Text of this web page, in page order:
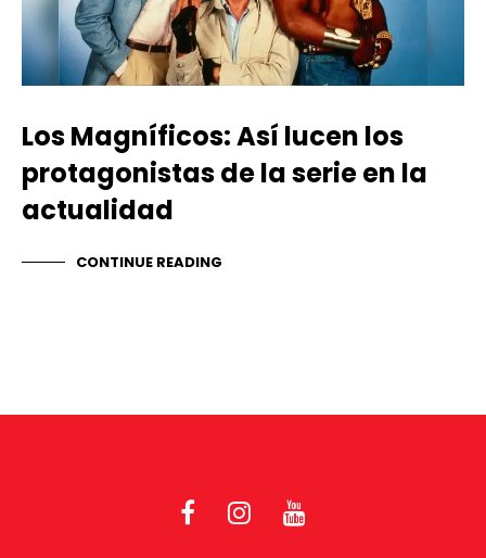
Los Magníficos: Así lucen los
protagonistas de la serie en la
actualidad
CONTINUE READING